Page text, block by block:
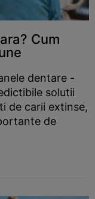
Cum
dentare -
solutii
de carii extinse,
de